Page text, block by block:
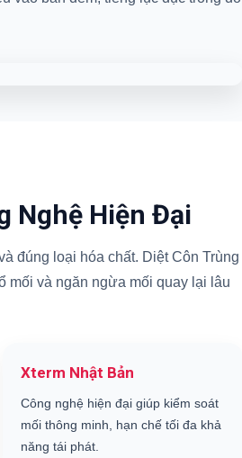
Nghệ Hiện Đại
đúng loại hóa chất. Diệt Côn Trùng
mối và ngăn ngừa mối quay lại lâu
Xterm Nhật Bản
Công nghệ hiện đại giúp kiểm soát
mối thông minh, hạn chế tối đa khả
năng tái phát.